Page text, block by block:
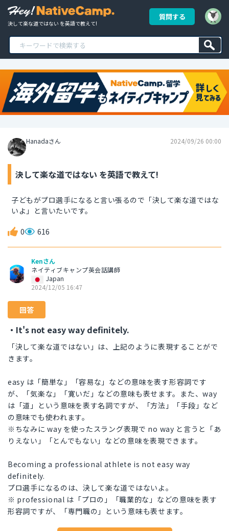
決して楽な道ではない を英語で教えて!
質問する
Hanadaさん 2024/09/26 00:00
決して楽な道ではない を英語で教えて!
子どもがプロ選手になると言い張るので「決して楽な道ではな
いよ」と言いたいです。
0 616
Kenさん
ネイティブキャンプ英会話講師
Japan
2024/12/05 16:47
回答
・It's not easy way definitely.
「決して楽な道ではない」は、上記のように表現することがで
きます。
easy は「簡単な」「容易な」などの意味を表す形容詞です
が、「気楽な」「寛いだ」などの意味も表せます。また、way
は「道」という意味を表す名詞ですが、「方法」「手段」など
の意味でも使われます。
※ちなみに way を使ったスラング表現で no way と言うと「あ
りえない」「とんでもない」などの意味を表現できます。
Becoming a professional athlete is not easy way
definitely.
プロ選手になるのは、決して楽な道ではないよ。
※ professional は「プロの」「職業的な」などの意味を表す
形容詞ですが、「専門職の」という意味も表せます。